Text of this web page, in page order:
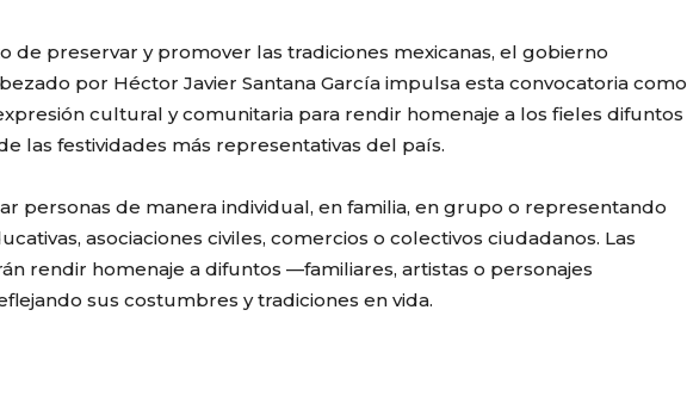
de preservar y promover las tradiciones mexicanas, el gobierno
por Héctor Javier Santana García impulsa esta convocatoria como
cultural y comunitaria para rendir homenaje a los fieles difuntos
las festividades más representativas del país.
personas de manera individual, en familia, en grupo o representando
asociaciones civiles, comercios o colectivos ciudadanos. Las
rendir homenaje a difuntos —familiares, artistas o personajes
sus costumbres y tradiciones en vida.